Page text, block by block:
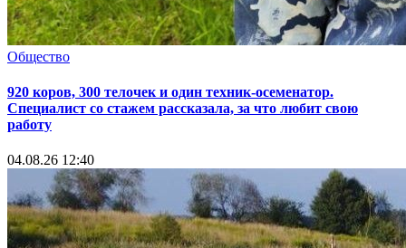
Общество
920 коров, 300 телочек и один техник-осеменатор.
Специалист со стажем рассказала, за что любит свою
работу
04.08.26 12:40